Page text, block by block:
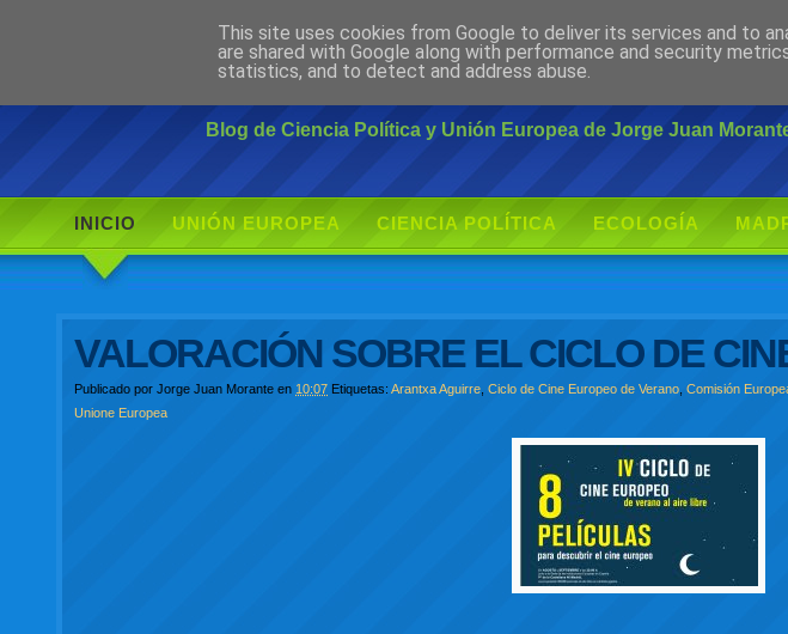
Ciudadano Morante
Blog de Ciencia Política y Unión Europea de Jorge Juan
INICIO UNIÓN EUROPEA CIENCIA POLÍTICA ECOLOGÍA
VALORACIÓN SOBRE EL CICLO DE
Publicado porJorge Juan Morante en 10:07 Etiquetas:Arantxa Aguirre ,Ciclo de Cine Europeo de Verano ,Comisión
Unione Europea
This site uses cookies from Google to deliver its services and to
are shared with Google along with performance and security
statistics, and to detect and address abuse.